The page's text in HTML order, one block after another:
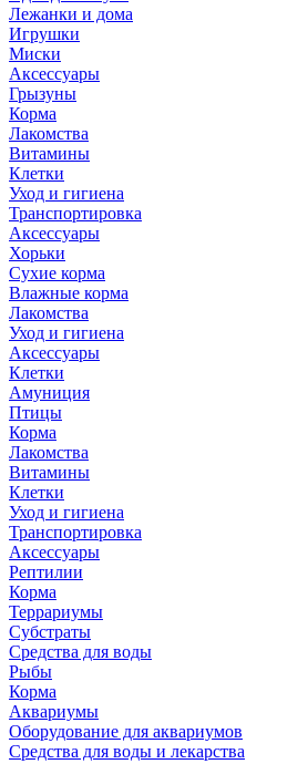
Лежанки и дома
Игрушки
Миски
Аксессуары
Грызуны
Корма
Лакомства
Витамины
Клетки
Уход и гигиена
Транспортировка
Аксессуары
Хорьки
Сухие корма
Влажные корма
Лакомства
Уход и гигиена
Аксессуары
Клетки
Амуниция
Птицы
Корма
Лакомства
Витамины
Клетки
Уход и гигиена
Транспортировка
Аксессуары
Рептилии
Корма
Террариумы
Субстраты
Средства для воды
Рыбы
Корма
Аквариумы
Оборудование для аквариумов
Средства для воды и лекарства